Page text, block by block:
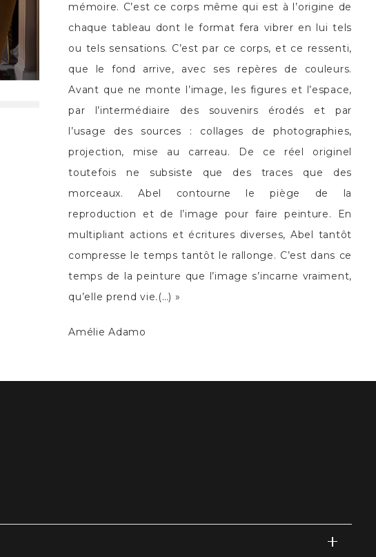
mémoire. C’est ce corps même qui est à l’origine de
chaque tableau dont le format fera vibrer en lui tels
ou tels sensations. C’est par ce corps, et ce ressenti,
que le fond arrive, avec ses repères de couleurs.
Avant que ne monte l’image, les figures et l’espace,
par l’intermédiaire des souvenirs érodés et par
l’usage des sources : collages de photographies,
projection, mise au carreau. De ce réel originel
toutefois ne subsiste que des traces que des
morceaux. Abel contourne le piège de la
reproduction et de l’image pour faire peinture. En
multipliant actions et écritures diverses, Abel tantôt
compresse le temps tantôt le rallonge. C’est dans ce
temps de la peinture que l’image s’incarne vraiment,
qu’elle prend vie.(…) »
Amélie Adamo